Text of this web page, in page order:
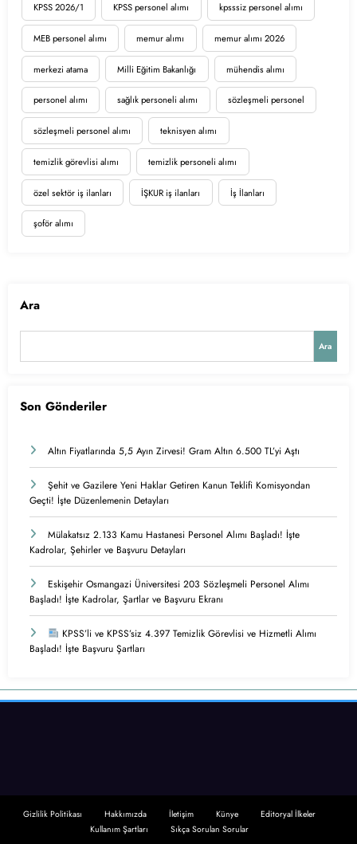
KPSS 2026/1 KPSS personel alımı kpsssiz personel alımı
MEB personel alımı memur alımı memur alımı 2026
merkezi atama Milli Eğitim Bakanlığı mühendis alımı
personel alımı sağlık personeli alımı sözleşmeli personel
sözleşmeli personel alımı teknisyen alımı
temizlik görevlisi alımı temizlik personeli alımı
özel sektör iş ilanları İŞKUR iş ilanları İş İlanları
şoför alımı
Ara
Ara
Son Gönderiler
Altın Fiyatlarında 5,5 Ayın Zirvesi! Gram Altın 6.500 TL’yi Aştı
Şehit ve Gazilere Yeni Haklar Getiren Kanun Teklifi Komisyondan
Geçti! İşte Düzenlemenin Detayları
Mülakatsız 2.133 Kamu Hastanesi Personel Alımı Başladı! İşte
Kadrolar, Şehirler ve Başvuru Detayları
Eskişehir Osmangazi Üniversitesi 203 Sözleşmeli Personel Alımı
Başladı! İşte Kadrolar, Şartlar ve Başvuru Ekranı
KPSS’li ve KPSS’siz 4.397 Temizlik Görevlisi ve Hizmetli Alımı
Başladı! İşte Başvuru Şartları
Gizlilik Politikası Hakkımızda İletişim Künye
Editoryal İlkeler
Kullanım Şartları
Sıkça Sorulan Sorular